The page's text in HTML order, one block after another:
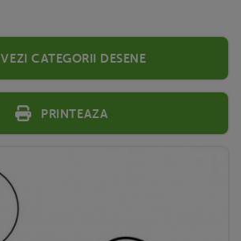
Vezi categorii desene
Printeaza